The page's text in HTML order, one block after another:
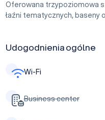
Oferowana trzypoziomowa
łaźni tematycznych, baseny
Udogodnienia ogólne
Wi-Fi
Business center